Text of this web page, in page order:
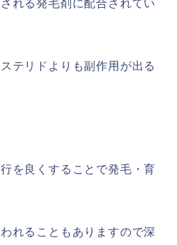
れる発毛剤に配合されてい
テリドよりも副作用が出る
を良くすることで発毛・育
れることもありますので深